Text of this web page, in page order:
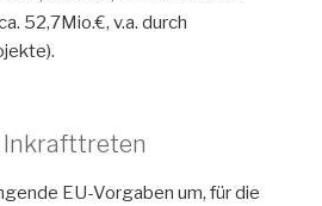
52,7Mio.€, v.a. durch
Inkrafttreten
EU-Vorgaben um, für die